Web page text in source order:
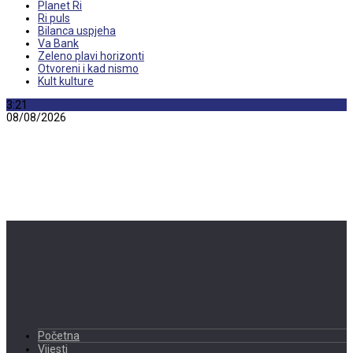
Planet Ri
Ri puls
Bilanca uspjeha
Va Bank
Zeleno plavi horizonti
Otvoreni i kad nismo
Kult kulture
3:21
08/08/2026
Početna
Vijesti